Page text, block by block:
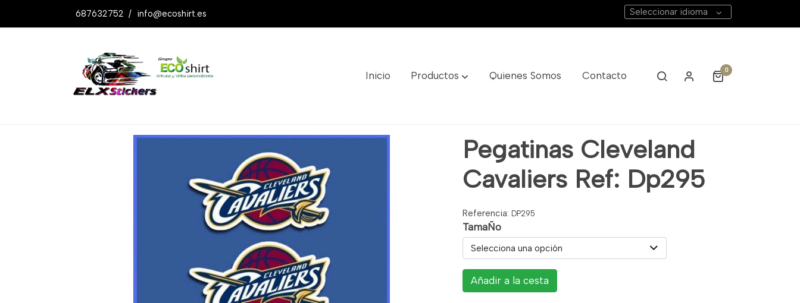
687632752 / info@ecoshirt.es Seleccionar idioma
Inicio Productos Quienes Somos Contacto 0
Productos Pegatinas Cleveland Cavaliers Ref: Dp295
Pegatinas Cleveland
Cavaliers Ref: Dp295
Referencia: DP295
TamaÑo
Selecciona una opción
Añadir a la cesta